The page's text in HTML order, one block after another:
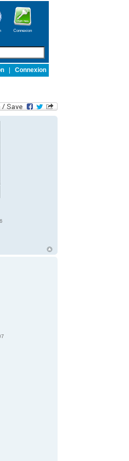
Connexion
Connexion